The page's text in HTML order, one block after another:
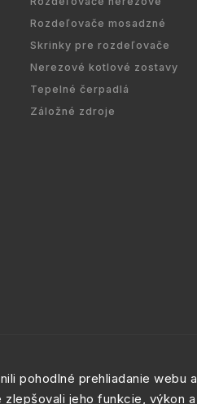
pohodlné prehliadanie webu a
jeho funkcie, výkon a
Rozdeľovače mosadzné
Skrinky pre rozdeľovače
Nerezové kotlové zostavy
Tepelné čerpadlá
Záložné zdroje